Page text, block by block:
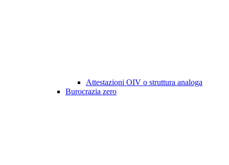
Attestazioni OIV o struttura analoga
Burocrazia zero